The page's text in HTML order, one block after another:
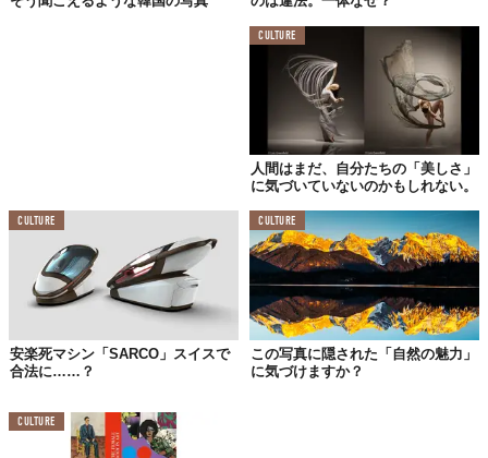
CULTURE
人間はまだ、自分たちの「美しさ」
に気づいていないのかもしれない。
CULTURE
安楽死マシン「SARCO」スイスで
合法に……？
CULTURE
この写真に隠された「自然の魅力」
に気づけますか？
CULTURE